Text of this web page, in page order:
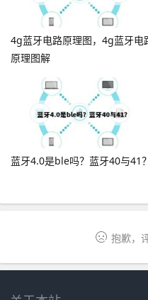
4g蓝牙电路原理图，4g蓝牙电
原理图解
蓝牙4.0是ble吗？蓝牙40与41？
抱歉，